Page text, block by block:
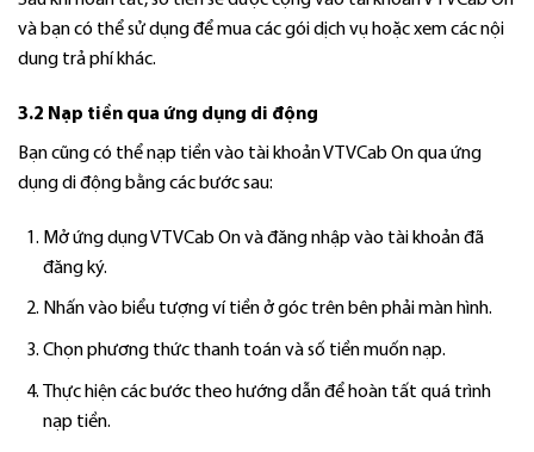
và bạn có thể sử dụng để mua các gói dịch vụ hoặc xem các nội
dung trả phí khác.
3.2 Nạp tiền qua ứng dụng di động
Bạn cũng có thể nạp tiền vào tài khoản VTVCab On qua ứng
dụng di động bằng các bước sau:
Mở ứng dụng VTVCab On và đăng nhập vào tài khoản đã
đăng ký.
Nhấn vào biểu tượng ví tiền ở góc trên bên phải màn hình.
Chọn phương thức thanh toán và số tiền muốn nạp.
Thực hiện các bước theo hướng dẫn để hoàn tất quá trình
nạp tiền.